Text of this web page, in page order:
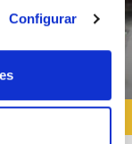
Configurar